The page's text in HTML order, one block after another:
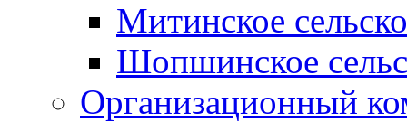
Митинское
Шопшинское
Организационный